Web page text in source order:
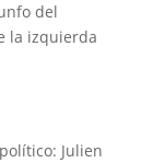
del
la izquierda
Julien